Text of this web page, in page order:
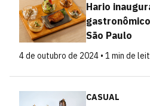
Hario
São Paulo
4 de outubro de 2024 • 1 min de
CASUAL